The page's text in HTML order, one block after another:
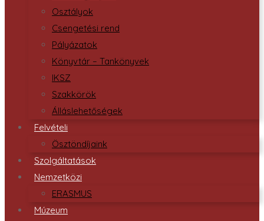
Osztályok
Csengetési rend
Pályázatok
Könyvtár – Tankönyvek
IKSZ
Szakkörök
Álláslehetőségek
Felvételi
Ösztöndíjaink
Szolgáltatások
Nemzetközi
ERASMUS
Múzeum